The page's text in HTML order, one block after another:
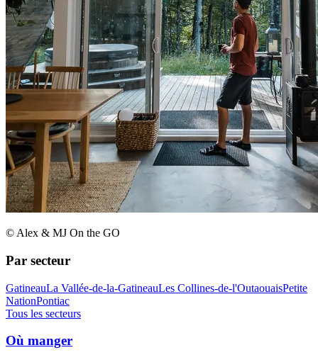
© Alex & MJ On the GO
Par secteur
GatineauLa Vallée-de-la-GatineauLes Collines-de-l'OutaouaisPetite
NationPontiac
Tous les secteurs
Où manger